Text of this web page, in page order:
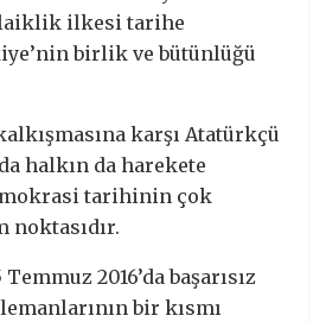
ilkesi tarihe
birlik ve bütünlüğü
karşı Atatürkçü
halkın da harekete
tarihinin çok
noktasıdır.
2016’da başarısız
bir kısmı